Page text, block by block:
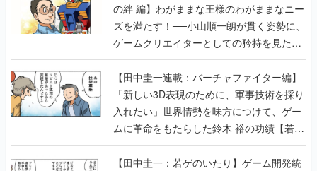
の絆 編】わがままな王様のわがままなニー
ズを満たす！──小山順一朗が貫く姿勢に、
ゲームクリエイターとしての矜持を見た
【若ゲのいたり最終回】
【田中圭一連載：バーチャファイター編】
「新しい3D表現のために、軍事技術を採り
入れたい」世界情勢を味方につけて、ゲー
ムに革命をもたらした鈴木 裕の功績【若ゲ
のいたり】
【田中圭一：若ゲのいたり】ゲーム開発統